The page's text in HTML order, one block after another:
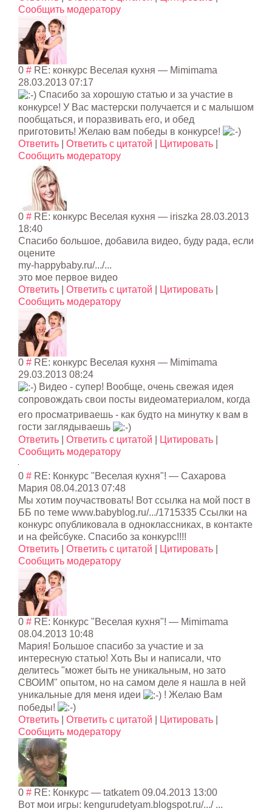
Сообщить модератору
0 # RE: конкурс Веселая кухня — Mimimama
28.03.2013 07:17
Спасибо за хорошую статью и за участие в
конкурсе! У Вас мастерски получается и с малышом
пообщаться, и поразвивать его, и обед
приготовить! Желаю вам победы в конкурсе!
Ответить
Ответить с цитатой Цитировать
Сообщить модератору
0 # RE: конкурс Веселая кухня — iriszka 28.03.2013
18:40
Спасибо большое, добавила видео, буду рада, если
оцените
my-happybaby.ru/.../...
это мое первое видео
Ответить
Ответить с цитатой Цитировать
Сообщить модератору
0 # RE: конкурс Веселая кухня — Mimimama
29.03.2013 08:24
Видео - супер! Вообще, очень свежая идея
сопровождать свои посты видеоматериалом, когда
его просматриваешь - как будто на минутку к вам в
гости заглядываешь
Ответить
Ответить с цитатой Цитировать
Сообщить модератору
0 # RE: Конкурс "Веселая кухня"! — Сахарова
Мария 08.04.2013 07:48
Мы хотим поучаствовать! Вот ссылка на мой пост в
ББ по теме www.babyblog.ru/.../1715335 Ссылки на
конкурс опубликовала в одноклассниках, в контакте
и на фейсбуке. Спасибо за конкурс!!!!
Ответить
Ответить с цитатой Цитировать
Сообщить модератору
0 # RE: Конкурс "Веселая кухня"! — Mimimama
08.04.2013 10:48
Мария! Большое спасибо за участие и за
интересную статью! Хоть Вы и написали, что
делитесь "может быть не уникальным, но зато
СВОИМ" опытом, но на самом деле я нашла в ней
уникальные для меня идеи
! Желаю Вам
победы!
Ответить
Ответить с цитатой Цитировать
Сообщить модератору
0 # RE: Конкурс — tatkatem 09.04.2013 13:00
Вот мои игры: kengurudetyam.blogspot.ru/.../ ...